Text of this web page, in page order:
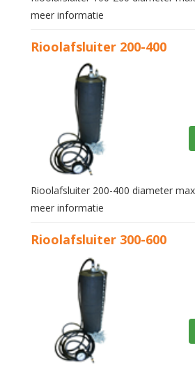
meer informatie
Rioolafsluiter 200-400
Rioolafsluiter 200-400 diameter
meer informatie
Rioolafsluiter 300-600